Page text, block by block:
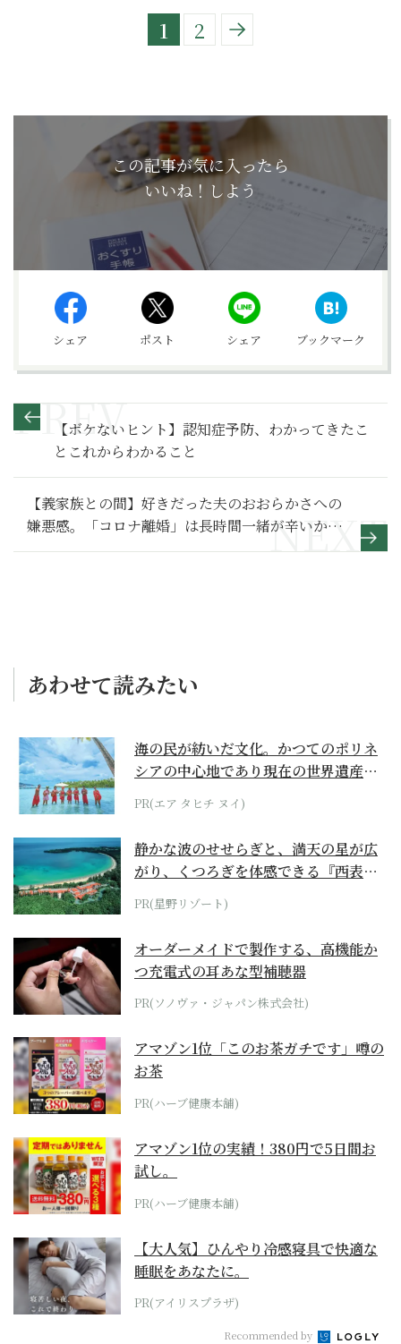
1 2
この記事が気に入ったら
いいね！しよう
シェア ポスト シェア ブックマーク
【ボケないヒント】認知症予防、わかってきたこ
とこれからわかること
【義家族との間】好きだった夫のおおらかさへの
嫌悪感。「コロナ離婚」は長時間一緒が辛いから
だけじゃない～その２～
あわせて読みたい
海の民が紡いだ文化。かつてのポリネ
シアの中心地であり現在の世界遺産か
らみえてくる...
PR(エア タヒチ ヌイ)
静かな波のせせらぎと、満天の星が広
がり、くつろぎを体感できる『西表島
ホテル by...
PR(星野リゾート)
オーダーメイドで製作する、高機能か
つ充電式の耳あな型補聴器
PR(ソノヴァ・ジャパン株式会社)
アマゾン1位「このお茶ガチです」噂の
お茶
PR(ハーブ健康本舗)
アマゾン1位の実績！380円で5日間お
試し。
PR(ハーブ健康本舗)
【大人気】ひんやり冷感寝具で快適な
睡眠をあなたに。
PR(アイリスプラザ)
Recommended by